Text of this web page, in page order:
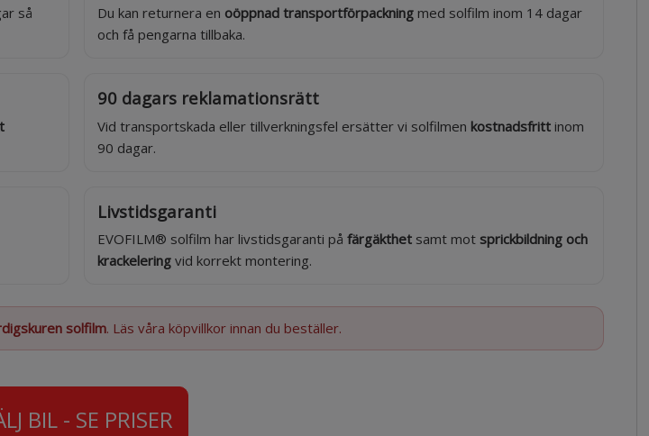
så
Du kan returnera en oöppnad transportförpackning med solfilm inom 14 dagar
och få pengarna tillbaka.
90 dagars reklamationsrätt
Vid transportskada eller tillverkningsfel ersätter vi solfilmen kostnadsfritt inom
90 dagar.
Livstidsgaranti
EVOFILM® solfilm har livstidsgaranti på färgäkthet samt mot sprickbildning och
krackelering vid korrekt montering.
solfilm. Läs våra köpvillkor innan du beställer.
BIL - SE PRISER